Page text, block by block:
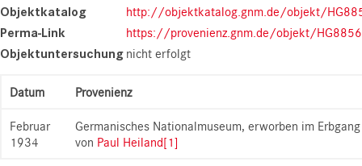
Objektkatalog http://objektkatalog.gnm.de/objekt/
Perma-Link https://provenienz.gnm.de/objekt/HG8856
Objektuntersuchung nicht erfolgt
Datum Provenienz
Februar
1934
Germanisches Nationalmuseum, erworben im Erbgang
von Paul Heiland[1]